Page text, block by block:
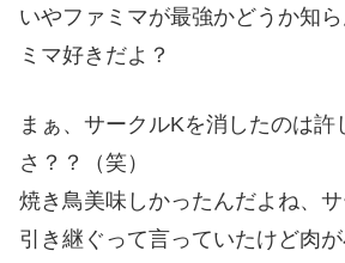
いやファミマが最強かどうか知
ミマ好きだよ？
まぁ、サークルKを消したのは許
さ？？（笑）
焼き鳥美味しかったんだよね、サ
引き継ぐって言っていたけど肉